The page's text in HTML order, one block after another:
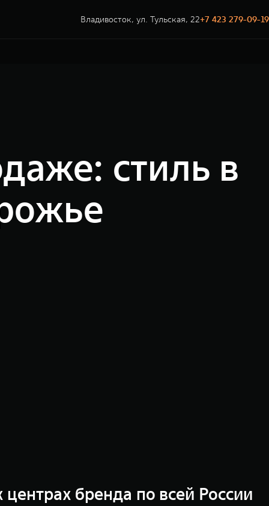
Владивосток, ул. Тульская, 22+7 423 279-09-19
стиль в
бренда по всей России